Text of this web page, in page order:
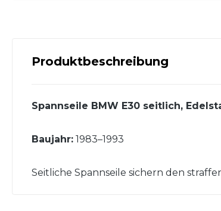
Produktbeschreibung
Spannseile BMW E30 seitlich,
Baujahr: 1983–1993
Seitliche Spannseile sichern den